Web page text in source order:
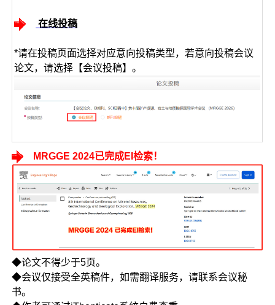
在线投稿
*请在投稿页面选择对应意向投稿类型，若意向投稿会议
论文，请选择【会议投稿】。
MRGGE 2024已完成EI检索！
◆论文不得少于5页。
◆会议仅接受全英稿件，如需翻译服务，请联系会议秘
书。